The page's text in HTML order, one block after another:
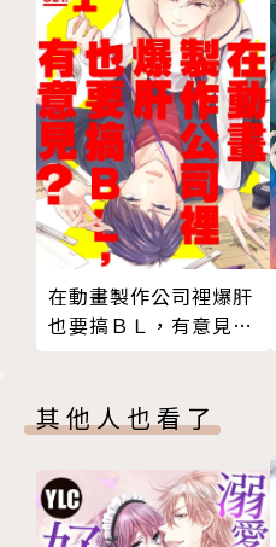
在動畫製作公司裡爆肝
也要搞ＢＬ，有意見？
其他人也看了